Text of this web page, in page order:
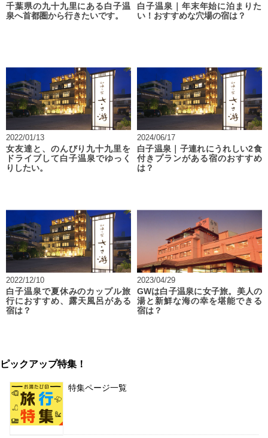
千葉県の九十九里にある白子温
泉へ首都圏から行きたいです。
白子温泉｜年末年始に泊まりた
い！おすすめな穴場の宿は？
2022/01/13
女友達と、のんびり九十九里を
ドライブして白子温泉でゆっく
りしたい。
2024/06/17
白子温泉｜子連れにうれしい2食
付きプランがある宿のおすすめ
は？
2022/12/10
白子温泉で夏休みのカップル旅
行におすすめ、露天風呂がある
宿は？
2023/04/29
GWは白子温泉に女子旅。美人の
湯と新鮮な海の幸を堪能できる
宿は？
ピックアップ特集！
特集ページ一覧